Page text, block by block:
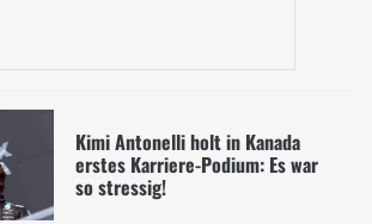
Kimi Antonelli holt in Kanada
erstes Karriere-Podium: Es war
so stressig!